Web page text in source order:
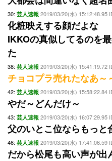
30: 芸人速報 2019/03/20(水) 15:12:48.95
化粧映えする顔だよな
IKKOの真似してるのを
た
38: 芸人速報 2019/03/20(水) 15:41:19.72
チョコプラ売れたなあ～
42: 芸人速報 2019/03/20(水) 15:58:22.84
やだ～どんだけ～
43: 芸人速報 2019/03/20(水) 16:07:29.95
父のいとこ位ならもっ
46: 芸人速報 2019/03/20(水) 17:41:06.59
だから松尾も高い声が出